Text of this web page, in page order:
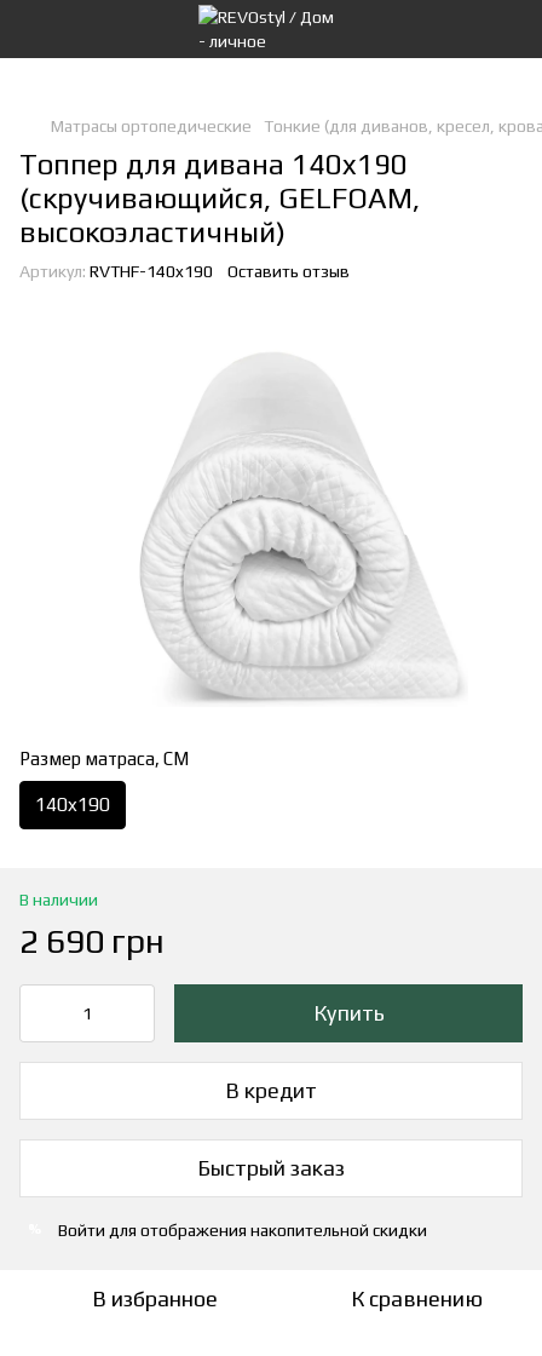
Матрасы ортопедические Тонкие (для диванов, кресел,
Топпер для дивана 140x190
(скручивающийся, GELFOAM,
высокоэластичный)
Артикул: RVTHF-140x190 Оставить отзыв
Размер матраса, СМ
140x190
В наличии
2 690 грн
Купить
В кредит
Быстрый заказ
Войти для отображения накопительной скидки
В избранное К сравнению